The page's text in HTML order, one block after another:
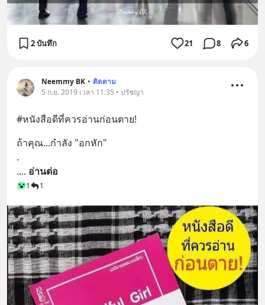
2 บันทึก 21 8 6
Neemmy BK • ติดตาม
5 ก.ย. 2019 เวลา 11:35 • ปรัชญา
#หนังสือดีที่ควรอ่านก่อนตาย!
ถ้าคุณ...กำลัง "อกหัก"
.
.... อ่านต่อ
1 1